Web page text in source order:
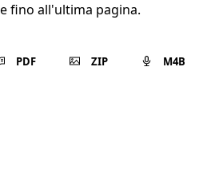
fino all'ultima pagina.
PDF ZIP M4B